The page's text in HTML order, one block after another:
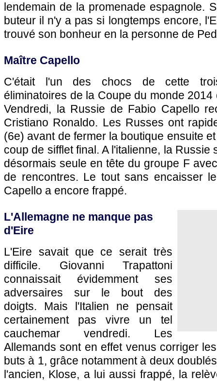
lendemain de la promenade espagnole.
buteur il n'y a pas si longtemps encore,
trouvé son bonheur en la personne de
Maître Capello
C'était l'un des chocs de cette
éliminatoires de la Coupe du monde
Vendredi, la Russie de Fabio Capello
Cristiano Ronaldo. Les Russes ont
(6e) avant de fermer la boutique ensuite
coup de sifflet final. A l'italienne, la Russie
désormais seule en tête du groupe F
de rencontres. Le tout sans encaisser
Capello a encore frappé.
L'Allemagne ne manque pas
d'Eire
L'Eire savait que ce serait très
difficile. Giovanni Trapattoni
connaissait évidemment ses
adversaires sur le bout des
doigts. Mais l'Italien ne pensait
certainement pas vivre un tel
cauchemar vendredi. Les
Allemands sont en effet venus corriger
buts à 1, grâce notamment à deux
l'ancien, Klose, a lui aussi frappé, la